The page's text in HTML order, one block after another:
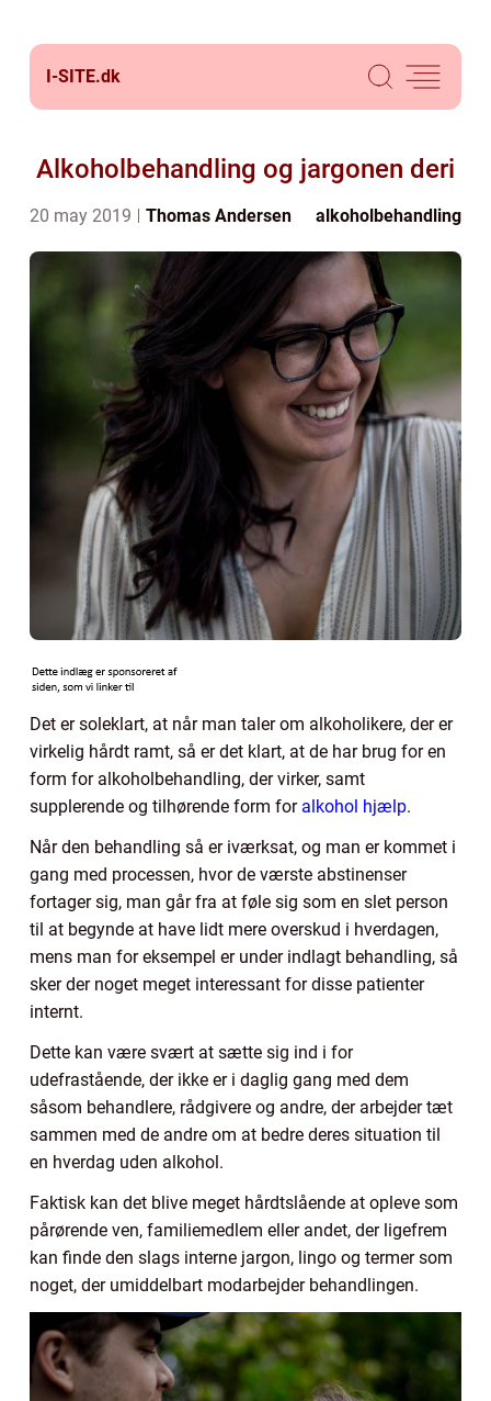
I-SITE.dk
Alkoholbehandling og jargonen deri
20 may 2019 Thomas Andersen alkoholbehandling
Det er soleklart, at når man taler om alkoholikere, der er
virkelig hårdt ramt, så er det klart, at de har brug for en
form for alkoholbehandling, der virker, samt
supplerende og tilhørende form for alkohol hjælp.
Når den behandling så er iværksat, og man er kommet i
gang med processen, hvor de værste abstinenser
fortager sig, man går fra at føle sig som en slet person
til at begynde at have lidt mere overskud i hverdagen,
mens man for eksempel er under indlagt behandling, så
sker der noget meget interessant for disse patienter
internt.
Dette kan være svært at sætte sig ind i for
udefrastående, der ikke er i daglig gang med dem
såsom behandlere, rådgivere og andre, der arbejder tæt
sammen med de andre om at bedre deres situation til
en hverdag uden alkohol.
Faktisk kan det blive meget hårdtslående at opleve som
pårørende ven, familiemedlem eller andet, der ligefrem
kan finde den slags interne jargon, lingo og termer som
noget, der umiddelbart modarbejder behandlingen.